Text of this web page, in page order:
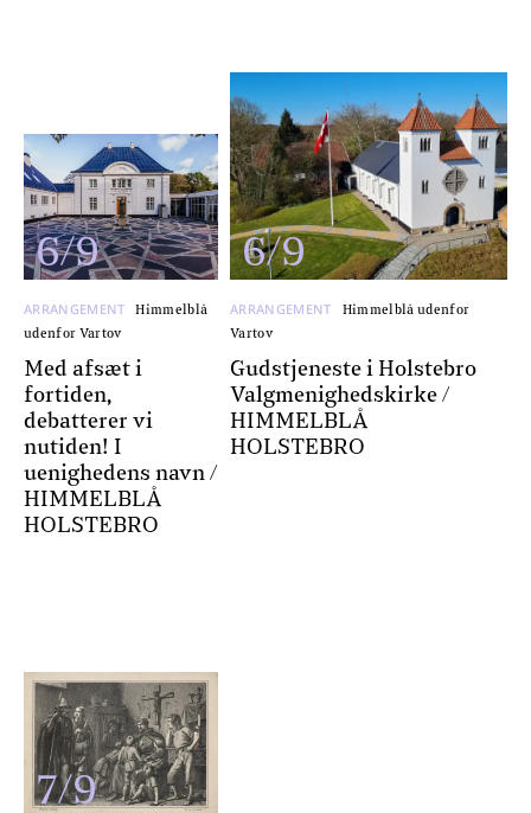
6/9
ARRANGEMENT
Himmelblå
udenfor Vartov
Med afsæt i
fortiden,
debatterer vi
nutiden! I
uenighedens navn /
HIMMELBLÅ
HOLSTEBRO
6/9
ARRANGEMENT
Himmelblå udenfor
Vartov
Gudstjeneste i Holstebro
Valgmenighedskirke /
HIMMELBLÅ
HOLSTEBRO
7/9